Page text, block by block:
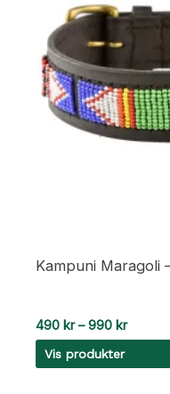
Kampuni Maragoli
490 kr – 990 kr
490 kr
990 kr
Vis produkter